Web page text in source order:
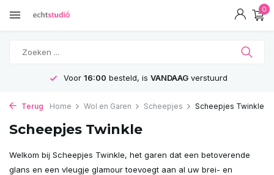
0
Voor 16:00 besteld, is VANDAAGverstuurd
Terug Home Wol en Garen Scheepjes Scheepjes Twinkle
Scheepjes Twinkle
Welkom bij Scheepjes Twinkle, het garen dat een betoverende
glans en een vleugje glamour toevoegt aan al uw brei- en